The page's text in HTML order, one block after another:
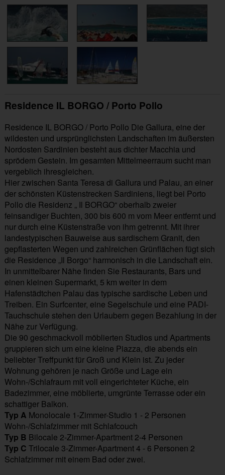
Residence IL BORGO / Porto Pollo
Residence IL BORGO / Porto Pollo Die Gallura, eine der
wildesten und ursprünglichsten Landschaften im äußersten
Nordosten Sardinien besteht aus dichter Macchia und
sprödem Gestein. Im gesamten Mittelmeerraum sucht man
vergeblich ihresgleichen.
Hier zwischen Santa Teresa di Gallura und Palau, an einer
der schönsten Küstenstrecken Sardiniens, liegt bei Porto
Pollo die Residenz „ Il BORGO“ oberhalb zweier
feinsandiger Buchten, 300 bis 600 m vom Meer entfernt und
nur durch eine Küstenstraße von ihm getrennt. Mit ihrer
landestypischen Bauweise aus sardischem Granit, den
gepflasterten Wegen und zahlreichen Grünflächen fügt sich
die Residence „Il Borgo“ harmonisch in die Landschaft ein.
In unmittelbarer Nähe finden Sie Restaurants, Bars und
einen kleinen Supermarkt, 5 km weiter in dem
Hafenstädtchen Palau das typische sardische Leben und
Treiben. Ein Surfcenter, eine Segelschule und eine PADI-
Tauchschule stehen den Urlaubern gegen Bezahlung in der
Nähe zur Verfügung.
Die 90 geschmackvoll möblierten Studios und Apartments
gruppieren sich um eine kleine Piazza, die abends ein
beliebter Treffpunkt für Groß und Klein ist. Zu jeder
Wohnung gehören je nach Größe und Lage ein
Wohn-/Schlafraum mit voll eingerichteter Küche, ein
Badezimmer, eine möblierte, umgrünte Terrasse oder ein
schattiger Balkon.
Typ A Monolocale 1-Zimmer-Studio 1 - 2 Personen
Wohn-/Schlafzimmer mit Schlafcouch
Typ B Bilocale 2-Zimmer-Apartment 2-4 Personen
Typ C Trilocale 3-Zimmer-Apartment 4 - 6 Personen 2
Schlafzimmer mit einem Bad oder zwei.